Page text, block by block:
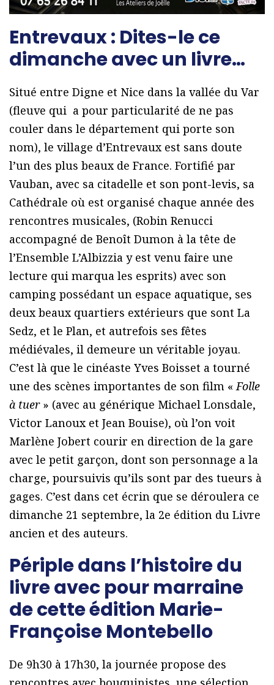
Entrevaux : Dites-le ce
dimanche avec un livre…
Situé entre Digne et Nice dans la vallée du Var
(fleuve qui a pour particularité de ne pas
couler dans le département qui porte son
nom), le village d’Entrevaux est sans doute
l’un des plus beaux de France. Fortifié par
Vauban, avec sa citadelle et son pont-levis, sa
Cathédrale où est organisé chaque année des
rencontres musicales, (Robin Renucci
accompagné de Benoît Dumon à la tête de
l’Ensemble L’Albizzia y est venu faire une
lecture qui marqua les esprits) avec son
camping possédant un espace aquatique, ses
deux beaux quartiers extérieurs que sont La
Sedz, et le Plan, et autrefois ses fêtes
médiévales, il demeure un véritable joyau.
C’est là que le cinéaste Yves Boisset a tourné
une des scènes importantes de son film «Folle
à tuer» (avec au générique Michael Lonsdale,
Victor Lanoux et Jean Bouise), où l’on voit
Marlène Jobert courir en direction de la gare
avec le petit garçon, dont son personnage a la
charge, poursuivis qu’ils sont par des tueurs à
gages. C’est dans cet écrin que se déroulera ce
dimanche 21 septembre, la 2e édition du Livre
ancien et des auteurs.
Périple dans l’histoire du
livre avec pour marraine
de cette édition Marie-
Françoise Montebello
De 9h30 à 17h30, la journée propose des